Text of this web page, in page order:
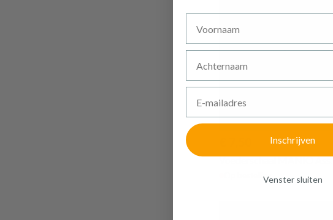
Voederschaal MANIO Ass.
Op bestelling
Inschrijven
Venster sluiten